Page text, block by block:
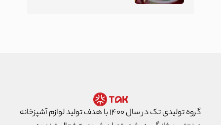
گروه تولیدی تک در سال ۱۴۰۰ با هدف تولید لوازم آشپزخانه